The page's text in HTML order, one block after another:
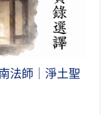
法師｜淨土聖